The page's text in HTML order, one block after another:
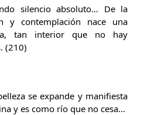
silencio absoluto… De la
y contemplación nace una
tan interior que no hay
(210)
se expande y manifiesta
y es como río que no cesa…